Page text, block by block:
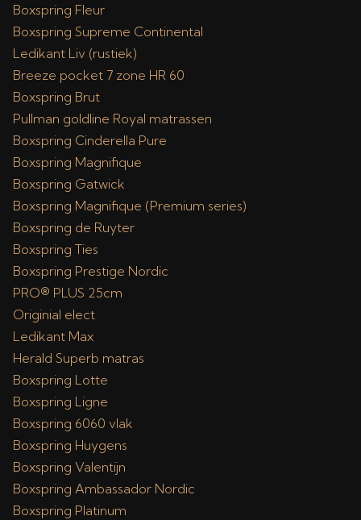
Boxspring Fleur
Boxspring Supreme Continental
Ledikant Liv (rustiek)
Breeze pocket 7 zone HR 60
Boxspring Brut
Pullman goldline Royal matrassen
Boxspring Cinderella Pure
Boxspring Magnifique
Boxspring Gatwick
Boxspring Magnifique (Premium series)
Boxspring de Ruyter
Boxspring Ties
Boxspring Prestige Nordic
PRO® PLUS 25cm
Originial elect
Ledikant Max
Herald Superb matras
Boxspring Lotte
Boxspring Ligne
Boxspring 6060 vlak
Boxspring Huygens
Boxspring Valentijn
Boxspring Ambassador Nordic
Boxspring Platinum